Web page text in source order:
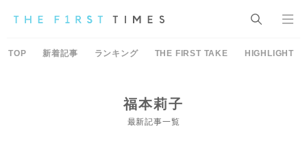
TOP 新着記事 ランキング THE FIRST TAKE HIGHLIGHT
福本莉子
最新記事一覧